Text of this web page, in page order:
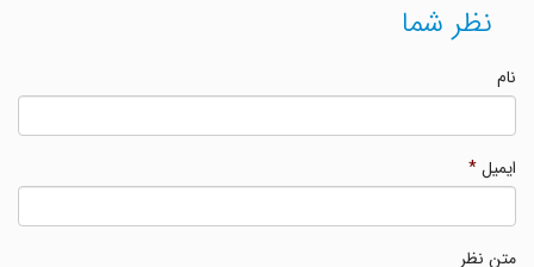
نظر شما
ایمیل*
متن نظر